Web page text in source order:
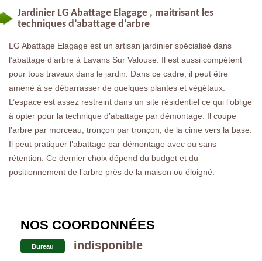
Jardinier LG Abattage Elagage , maitrisant les
techniques d’abattage d’arbre
LG Abattage Elagage est un artisan jardinier spécialisé dans
l’abattage d’arbre à Lavans Sur Valouse. Il est aussi compétent
pour tous travaux dans le jardin. Dans ce cadre, il peut être
amené à se débarrasser de quelques plantes et végétaux.
L’espace est assez restreint dans un site résidentiel ce qui l’oblige
à opter pour la technique d’abattage par démontage. Il coupe
l’arbre par morceau, tronçon par tronçon, de la cime vers la base.
Il peut pratiquer l’abattage par démontage avec ou sans
rétention. Ce dernier choix dépend du budget et du
positionnement de l’arbre près de la maison ou éloigné.
NOS COORDONNÉES
Bureau indisponible